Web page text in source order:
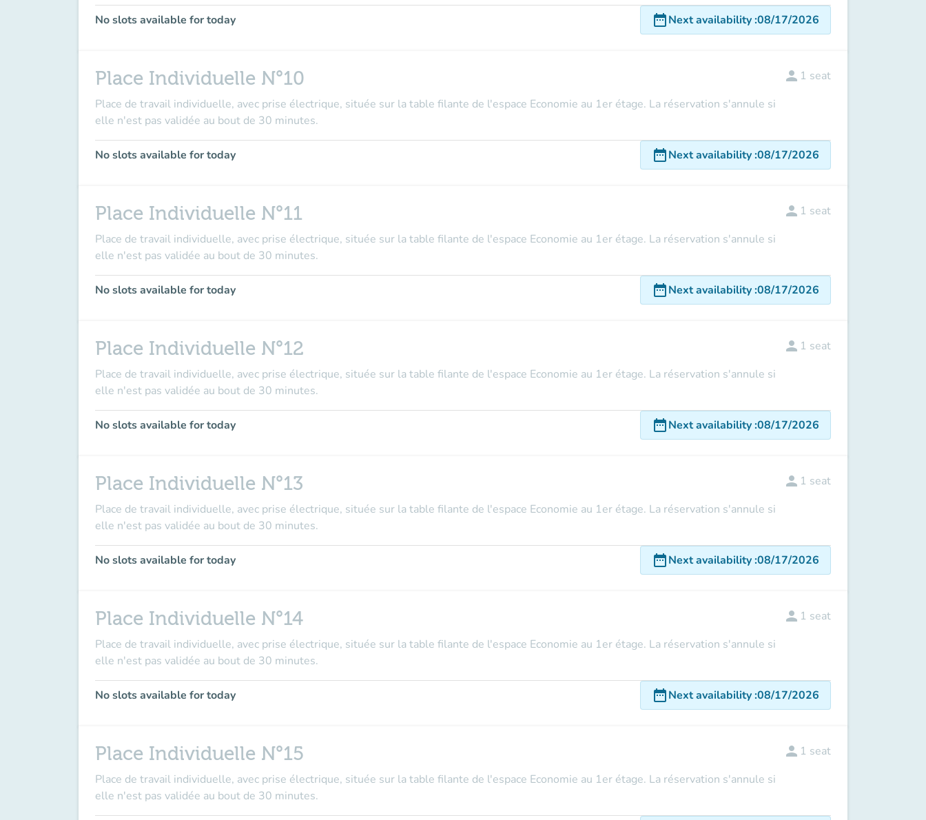
No slots available for today date_rangeNext availability:08/17/2026
Place Individuelle N°10
Place de travail individuelle, avec prise électrique, située sur la table filante de l'espace Economie au 1er étage. La réservation s'annule si
elle n'est pas validée au bout de 30 minutes.
person 1 seat
No slots available for today date_rangeNext availability:08/17/2026
Place Individuelle N°11
Place de travail individuelle, avec prise électrique, située sur la table filante de l'espace Economie au 1er étage. La réservation s'annule si
elle n'est pas validée au bout de 30 minutes.
person 1 seat
No slots available for today date_rangeNext availability:08/17/2026
Place Individuelle N°12
Place de travail individuelle, avec prise électrique, située sur la table filante de l'espace Economie au 1er étage. La réservation s'annule si
elle n'est pas validée au bout de 30 minutes.
person 1 seat
No slots available for today date_rangeNext availability:08/17/2026
Place Individuelle N°13
Place de travail individuelle, avec prise électrique, située sur la table filante de l'espace Economie au 1er étage. La réservation s'annule si
elle n'est pas validée au bout de 30 minutes.
person 1 seat
No slots available for today date_rangeNext availability:08/17/2026
Place Individuelle N°14
Place de travail individuelle, avec prise électrique, située sur la table filante de l'espace Economie au 1er étage. La réservation s'annule si
elle n'est pas validée au bout de 30 minutes.
person 1 seat
No slots available for today date_rangeNext availability:08/17/2026
Place Individuelle N°15
Place de travail individuelle, avec prise électrique, située sur la table filante de l'espace Economie au 1er étage. La réservation s'annule si
elle n'est pas validée au bout de 30 minutes.
person 1 seat